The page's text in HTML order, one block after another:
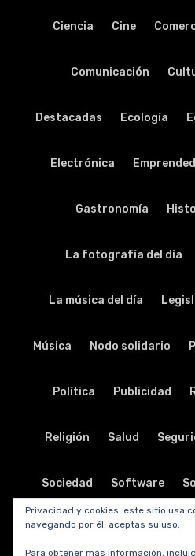
Ciencia Cine
Comunicación
Destacadas Ecología
Electrónica
Gastronomía
La fotografía del día
La música del día
Música Nodo solidario
Política Publicidad
Religión Salud
Sociedad Software
Tabletas Teatro
Privacidad y cookies: este sitio usa
navegando por él, aceptas su uso.
Para obtener más información,